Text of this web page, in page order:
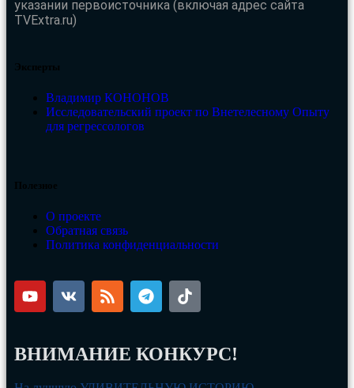
указании первоисточника (включая адрес сайта
TVExtra.ru)
Эксперты
Владимир КОНОНОВ
Исследовательский проект по Внетелесному Опыту
для регрессологов
Полезное
О проекте
Обратная связь
Политика конфиденциальности
ВНИМАНИЕ КОНКУРС!